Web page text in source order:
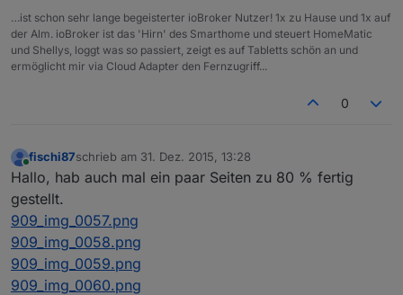
…ist schon sehr lange begeisterter ioBroker Nutzer! 1x zu Hause und 1x auf
der Alm. ioBroker ist das 'Hirn' des Smarthome und steuert HomeMatic
und Shellys, loggt was so passiert, zeigt es auf Tabletts schön an und
ermöglicht mir via Cloud Adapter den Fernzugriff...
0
Online
fischi87schrieb am 31. Dez. 2015, 13:28
zuletzt editiert von
Hallo, hab auch mal ein paar Seiten zu 80 % fertig
gestellt.
909_img_0057.png
909_img_0058.png
909_img_0059.png
909_img_0060.png